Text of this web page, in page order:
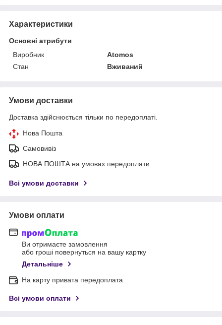
Характеристики
Основні атрибути
Виробник
Atomos
Стан
Вживаний
Умови доставки
Доставка здійснюється тільки по передоплаті.
Нова Пошта
Самовивіз
НОВА ПОШТА на умовах передоплати
Всі умови доставки
Умови оплати
Ви отримаєте замовлення
або гроші повернуться на вашу картку
Детальніше
На карту привата передоплата
Всі умови оплати